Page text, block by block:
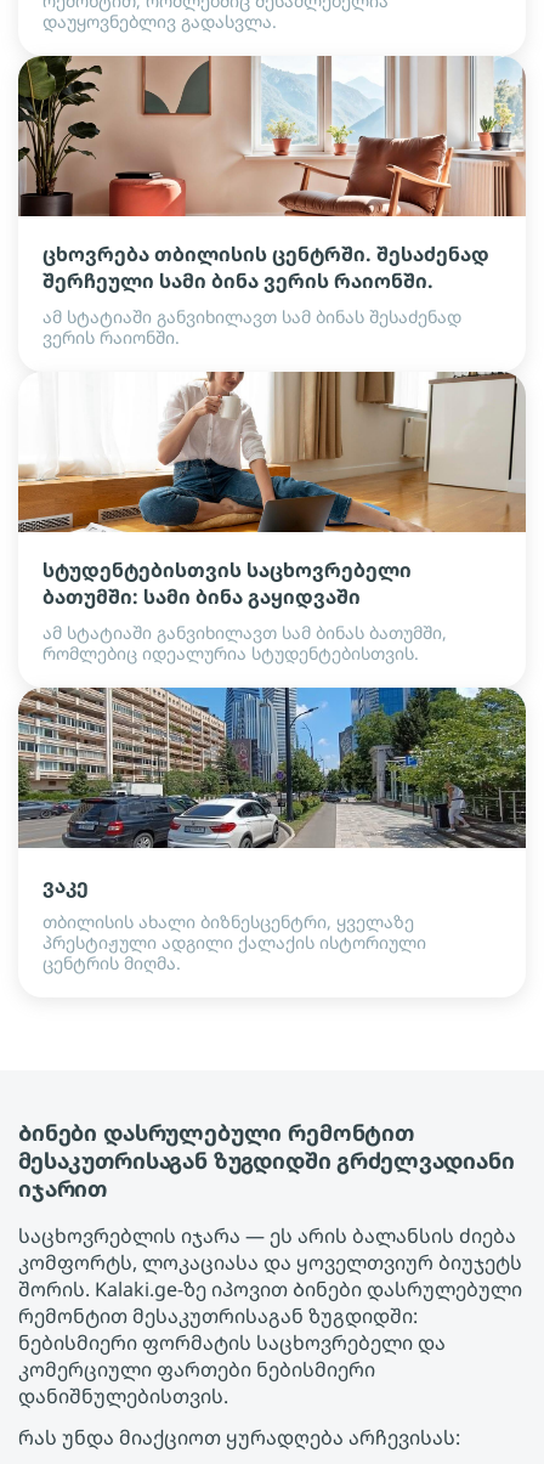
დაუყოვნებლივ გადასვლა.
ცხოვრება თბილისის ცენტრში. შესაძენად
შერჩეული სამი ბინა ვერის რაიონში.
ამ სტატიაში განვიხილავთ სამ ბინას შესაძენად
ვერის რაიონში.
სტუდენტებისთვის საცხოვრებელი
ბათუმში: სამი ბინა გაყიდვაში
ამ სტატიაში განვიხილავთ სამ ბინას ბათუმში,
რომლებიც იდეალურია სტუდენტებისთვის.
ვაკე
თბილისის ახალი ბიზნესცენტრი, ყველაზე
პრესტიჟული ადგილი ქალაქის ისტორიული
ცენტრის მიღმა.
Ბინები დასრულებული რემონტით
მესაკუთრისაგან ზუგდიდში გრძელვადიანი
იჯარით
საცხოვრებლის იჯარა — ეს არის ბალანსის ძიება
კომფორტს, ლოკაციასა და ყოველთვიურ ბიუჯეტს
შორის. Kalaki.ge-ზე იპოვით Ბინები დასრულებული
რემონტით მესაკუთრისაგან ზუგდიდში:
ნებისმიერი ფორმატის საცხოვრებელი და
კომერციული ფართები ნებისმიერი
დანიშნულებისთვის.
რას უნდა მიაქციოთ ყურადღება არჩევისას: